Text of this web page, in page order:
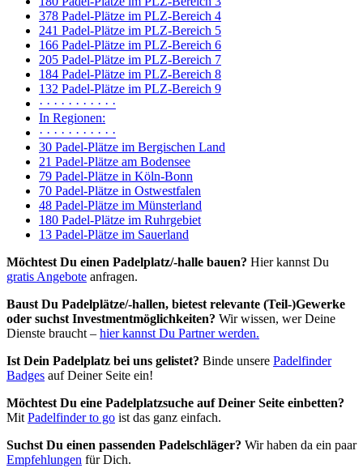
378 Padel-Plätze im PLZ-Bereich 4
241 Padel-Plätze im PLZ-Bereich 5
166 Padel-Plätze im PLZ-Bereich 6
205 Padel-Plätze im PLZ-Bereich 7
184 Padel-Plätze im PLZ-Bereich 8
132 Padel-Plätze im PLZ-Bereich 9
· · · · · · · · · · ·
In Regionen:
· · · · · · · · · · ·
30 Padel-Plätze im Bergischen Land
21 Padel-Plätze am Bodensee
79 Padel-Plätze in Köln-Bonn
70 Padel-Plätze in Ostwestfalen
48 Padel-Plätze im Münsterland
180 Padel-Plätze im Ruhrgebiet
13 Padel-Plätze im Sauerland
Möchtest Du einen Padelplatz/-halle bauen? Hier kannst Du
gratis Angebote anfragen.
Baust Du Padel­plätze/-hallen, bietest relevante (Teil-)Gewerke
oder suchst In­vest­ment­möglich­keiten? Wir wissen, wer Deine
Dienste braucht – hier kannst Du Partner werden.
Ist Dein Padelplatz bei uns gelistet? Binde unsere Padelfinder
Badges auf Deiner Seite ein!
Möchtest Du eine Padelplatzsuche auf Deiner Seite einbetten?
Mit Padelfinder to go ist das ganz einfach.
Suchst Du einen passenden Padelschläger? Wir haben da ein paar
Empfehlungen für Dich.